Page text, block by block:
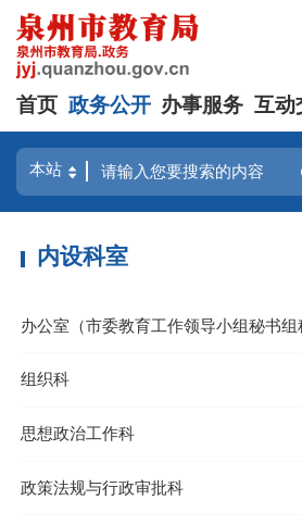
首页 政务公开 办事服务 互动
内设科室
办公室（市委教育工作领导小组秘书组
组织科
思想政治工作科
政策法规与行政审批科